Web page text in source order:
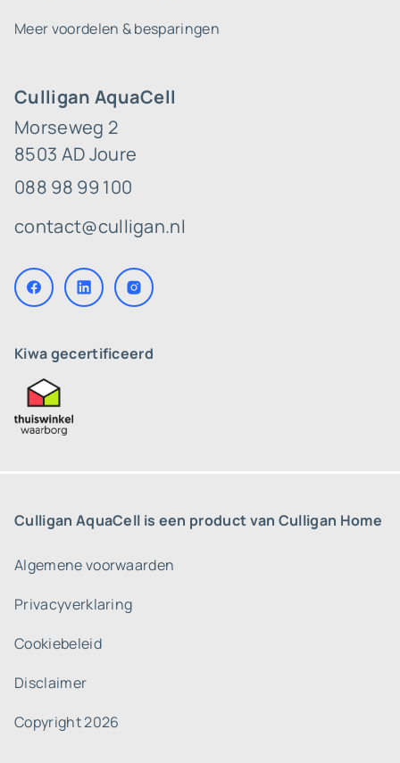
Culligan AquaCell
Morseweg 2
8503 AD Joure
088 98 99 100
contact@culligan.nl
Kiwa gecertificeerd
Meer voordelen & besparingen
Culligan AquaCell is een product van Culligan Home
Algemene voorwaarden
Privacyverklaring
Cookiebeleid
Disclaimer
Copyright 2026